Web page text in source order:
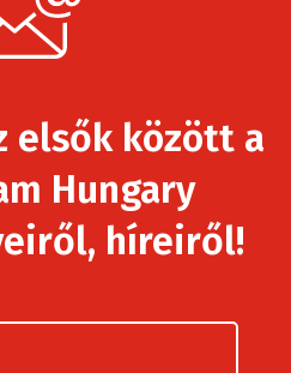
elsők között a
Hungary
híreiről!